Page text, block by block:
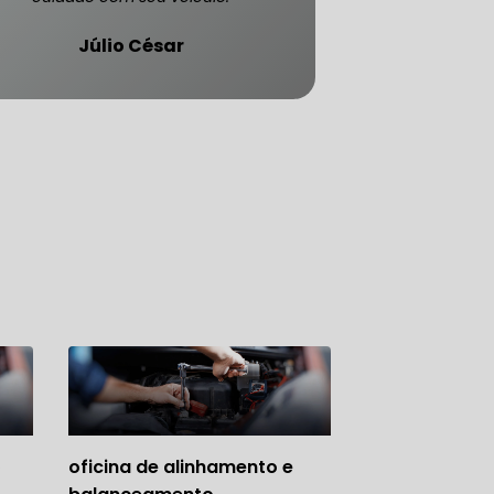
Júlio César
oficina de alinhamento e